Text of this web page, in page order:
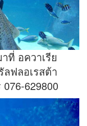
ที่ อควาเรีย
ฟลอเรสต้า
076-629800